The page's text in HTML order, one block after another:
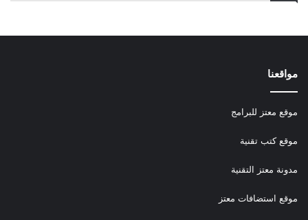
مواقعنا
موقع معتز للبرامج
موقع كتب تقنية
مدونة معتز التقنية
موقع استضافات معتز